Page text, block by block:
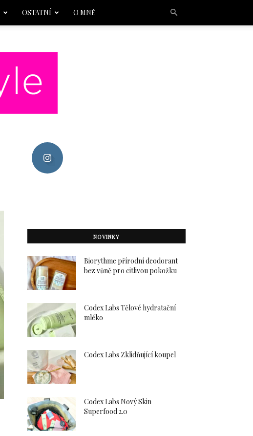
OSTATNÍ O MNĚ
NOVINKY
Biorythme přírodní deodorant
bez vůně pro citlivou pokožku
Codex Labs Tělové hydratační
mléko
Codex Labs Zklidňující koupel
Codex Labs Nový Skin
Superfood 2.0